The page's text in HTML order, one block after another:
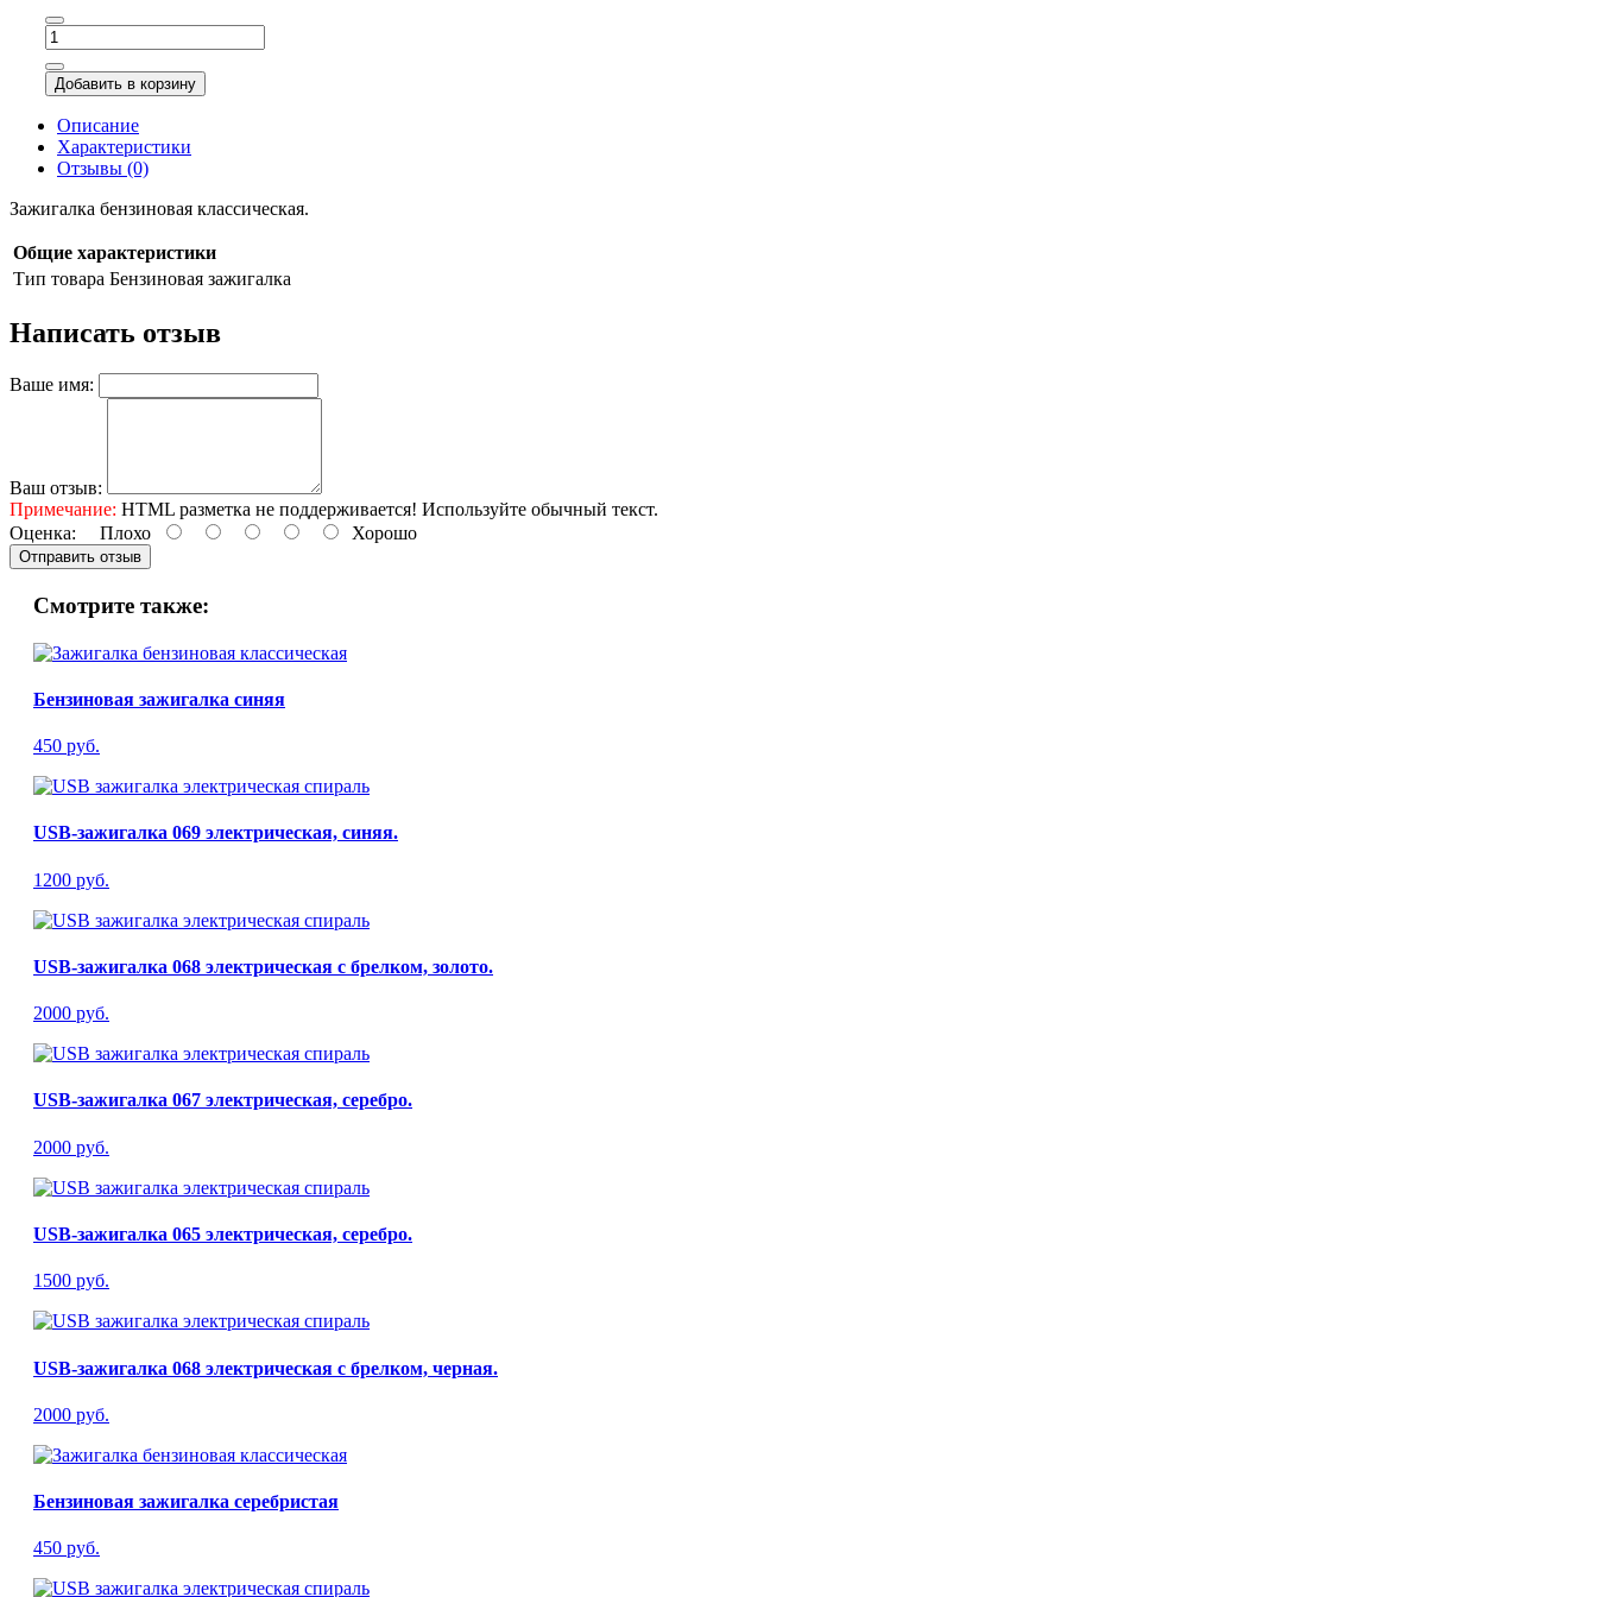
Добавить в корзину
Описание
Характеристики
Отзывы (0)
Зажигалка бензиновая классическая.
Общие характеристики
Тип товара Бензиновая зажигалка
Написать отзыв
Ваше имя:
Ваш отзыв:
Примечание: HTML разметка не поддерживается! Используйте обычный текст.
Оценка: Плохо Хорошо
Отправить отзыв
Смотрите также:
Бензиновая зажигалка синяя
450 руб.
USB-зажигалка 069 электрическая, синяя.
1200 руб.
USB-зажигалка 068 электрическая с брелком, золото.
2000 руб.
USB-зажигалка 067 электрическая, серебро.
2000 руб.
USB-зажигалка 065 электрическая, серебро.
1500 руб.
USB-зажигалка 068 электрическая с брелком, черная.
2000 руб.
Бензиновая зажигалка серебристая
450 руб.